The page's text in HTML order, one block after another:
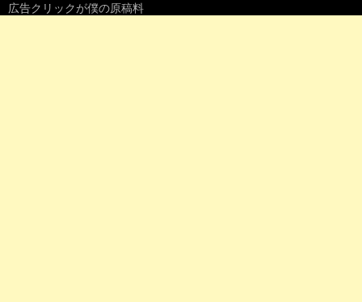
広告クリックが僕の原稿料